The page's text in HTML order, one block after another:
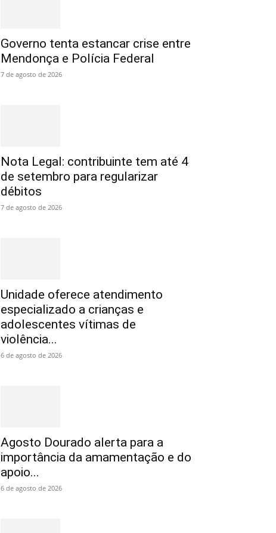
Governo tenta estancar crise entre
Mendonça e Polícia Federal
7 de agosto de 2026
Nota Legal: contribuinte tem até 4
de setembro para regularizar
débitos
7 de agosto de 2026
Unidade oferece atendimento
especializado a crianças e
adolescentes vítimas de
violência...
6 de agosto de 2026
Agosto Dourado alerta para a
importância da amamentação e do
apoio...
6 de agosto de 2026